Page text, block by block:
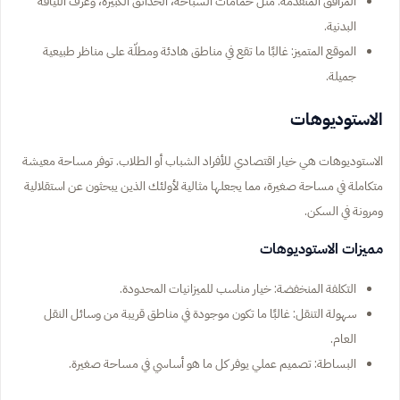
البدنية.
الموقع المتميز: غالبًا ما تقع في مناطق هادئة ومطلّة على مناظر طبيعية
جميلة.
الاستوديوهات
الاستوديوهات هي خيار اقتصادي للأفراد الشباب أو الطلاب. توفر مساحة معيشة
متكاملة في مساحة صغيرة، مما يجعلها مثالية لأولئك الذين يبحثون عن استقلالية
ومرونة في السكن.
مميزات الاستوديوهات
التكلفة المنخفضة: خيار مناسب للميزانيات المحدودة.
سهولة التنقل: غالبًا ما تكون موجودة في مناطق قريبة من وسائل النقل
العام.
البساطة: تصميم عملي يوفر كل ما هو أساسي في مساحة صغيرة.